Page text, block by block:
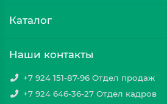
Каталог
Наши контакты
+7 924 151-87-96 Отдел продаж
+7 924 646-36-27 Отдел кадров